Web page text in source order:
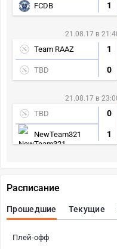
FCDB 1
21.08.17 в
Team RAAZ 1
TBD 0
21.08.17 в
TBD 0
NewTeam321 1
Расписание
Прошедшие Текущие
Плей-офф